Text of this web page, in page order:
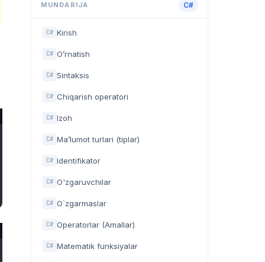
MUNDARIJA C#
C# Kirish
C# O’rnatish
C# Sintaksis
C# Chiqarish operatori
C# Izoh
C# Ma’lumot turlari (tiplar)
C# Identifikator
C# O'zgaruvchilar
C# O`zgarmaslar
C# Operatorlar (Amallar)
C# Matematik funksiyalar